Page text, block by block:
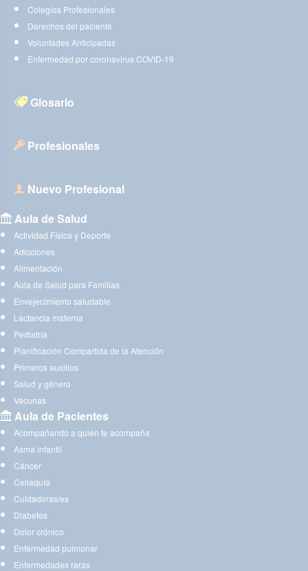
Colegios Profesionales
Derechos del paciente
Voluntades Anticipadas
Enfermedad por coronavirus COVID-19
Glosario
Profesionales
Nuevo Profesional
Aula de Salud
Actividad Física y Deporte
Adicciones
Alimentación
Aula de Salud para Familias
Envejecimiento saludable
Lactancia materna
Pediatría
Planificación Compartida de la Atención
Primeros auxilios
Salud y género
Vacunas
Aula de Pacientes
Acompañando a quien te acompaña
Asma infantil
Cáncer
Celiaquía
Cuidadoras/es
Diabetes
Dolor crónico
Enfermedad pulmonar
Enfermedades raras